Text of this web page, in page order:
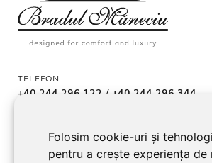
Folosim cookie-uri și
pentru a crește experiența de
TELEFON
+40 244 296 122 / +40 244 296 344
E-MAIL
office@bradul-maneciu.ro